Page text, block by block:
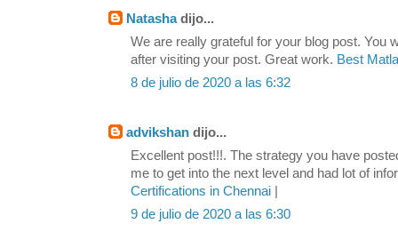
Natashadijo...
We are really grateful for your blog post. You
after visiting your post. Great work. Best
8 de julio de 2020 a las 6:32
advikshan dijo...
Excellent post!!!. The strategy you have
me to get into the next level and had lot of
Certifications in Chennai
9 de julio de 2020 a las 6:30